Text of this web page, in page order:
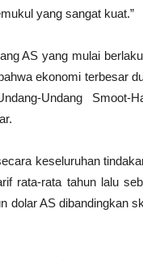
yang sangat kuat.”
AS yang mulai
ekonomi terbesar
Undang
keseluruhan
rata-rata tahun lalu
dolar AS dibandingkan